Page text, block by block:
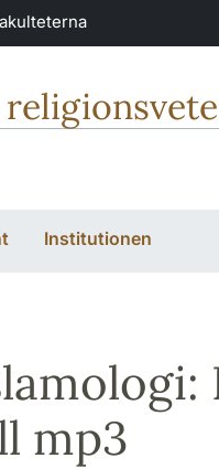
Institutionen
mp3